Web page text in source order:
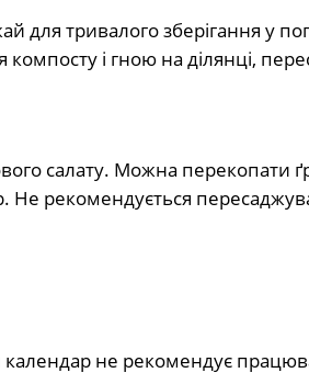
для тривалого зберігання у
і гною на ділянці,
салату. Можна перекопати
Не рекомендується
календар не рекомендує